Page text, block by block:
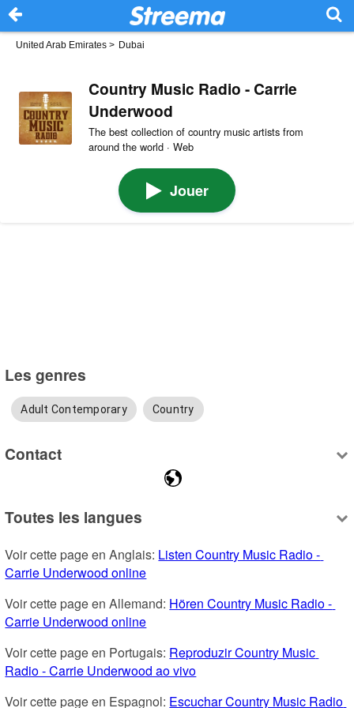
United Arab Emirates > Dubai
Country Music Radio - Carrie
Underwood
The best collection of country music artists from
around the world · Web
Jouer
Les genres
Adult Contemporary Country
Contact
Toutes les langues
Voir cette page en Anglais: Listen Country Music Radio -
Carrie Underwood online
Voir cette page en Allemand: Hören Country Music Radio -
Carrie Underwood online
Voir cette page en Portugais: Reproduzir Country Music
Radio - Carrie Underwood ao vivo
Voir cette page en Espagnol: Escuchar Country Music Radio